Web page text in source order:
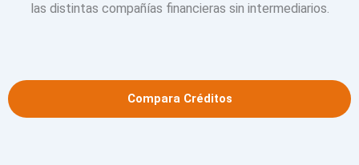
las distintas compañías financieras sin intermediarios.
Compara Créditos